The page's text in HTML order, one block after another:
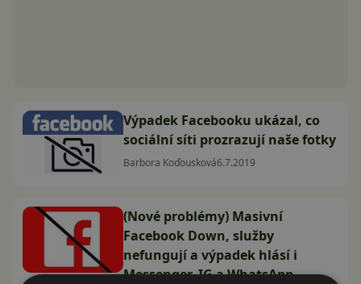
Výpadek Facebooku ukázal, co
sociální síti prozrazují naše fotky
Barbora Koďousková6.7.2019
(Nové problémy) Masivní
Facebook Down, služby
nefungují a výpadek hlásí i
Messenger, IG a WhatsApp